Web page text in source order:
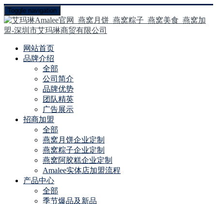
Toggle navigation
网站首页
品牌介绍
全部
公司简介
品牌优势
团队精英
广告展示
招商加盟
全部
燕窝月饼企业定制
燕窝粽子企业定制
燕窝阿胶糕企业定制
Amalee实体店加盟流程
产品中心
全部
季节爆品及新品